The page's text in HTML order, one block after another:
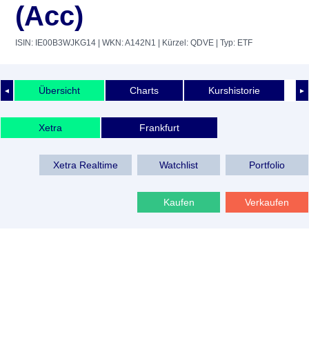
(Acc)
ISIN: IE00B3WJKG14 | WKN: A142N1 | Kürzel: QDVE | Typ: ETF
◄ ►
Übersicht Charts Kurshistorie
Xetra Frankfurt
Xetra Realtime Watchlist Portfolio
Kaufen Verkaufen